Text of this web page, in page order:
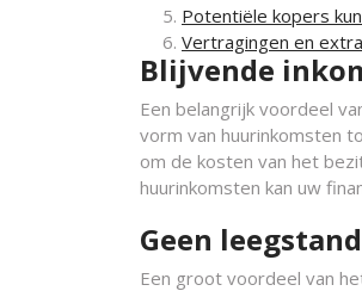
Potentiële kopers
Vertragingen en
Blijvende
Een belangrijk voordeel
vorm van huurinkomsten
om de kosten van het
huurinkomsten kan uw
Geen leegstand
Een groot voordeel van